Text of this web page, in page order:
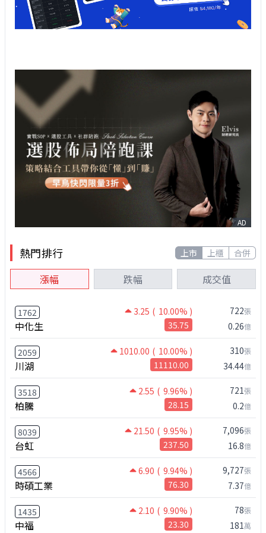
AD
熱門排行 上市 上櫃 合併
漲幅 跌幅 成交值
1762 3.25 ( 10.00% )
中化生 35.75
722張
0.26億
2059 1010.00 ( 10.00% )
川湖 11110.00
310張
34.44億
3518 2.55 ( 9.96% )
柏騰 28.15
721張
0.2億
8039 21.50 ( 9.95% )
台虹 237.50
7,096張
16.8億
4566 6.90 ( 9.94% )
時碩工業 76.30
9,727張
7.37億
1435 2.10 ( 9.90% )
中福 23.30
78張
181萬